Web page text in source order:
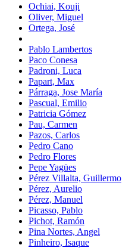
Ochiai, Kouji
Oliver, Miguel
Ortega, José
Pablo Lambertos
Paco Conesa
Padroni, Luca
Papart, Max
Párraga, Jose María
Pascual, Emilio
Patricia Gómez
Pau, Carmen
Pazos, Carlos
Pedro Cano
Pedro Flores
Pepe Yagües
Pérez Villalta, Guillermo
Pérez, Aurelio
Pérez, Manuel
Picasso, Pablo
Pichot, Ramón
Pina Nortes, Angel
Pinheiro, Isaque